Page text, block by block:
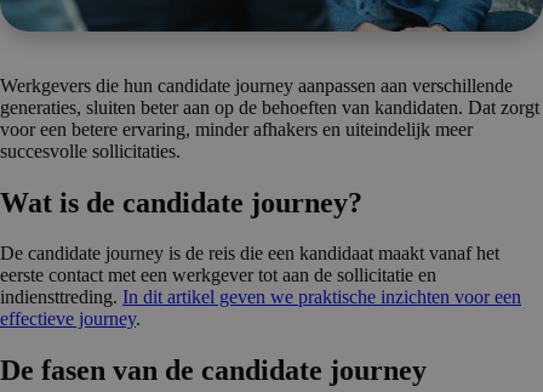
Werkgevers die hun candidate journey aanpassen aan verschillende
generaties, sluiten beter aan op de behoeften van kandidaten. Dat zorgt
voor een betere ervaring, minder afhakers en uiteindelijk meer
succesvolle sollicitaties.
Wat is de candidate journey?
De candidate journey is de reis die een kandidaat maakt vanaf het
eerste contact met een werkgever tot aan de sollicitatie en
indiensttreding. In dit artikel geven we praktische inzichten voor een
effectieve journey.
De fasen van de candidate journey